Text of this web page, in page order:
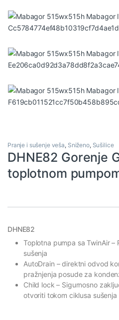
Pranje i sušenje veša, Sniženo, Sušilice
DHNE82 Gorenje
toplotnom
DHNE82
Toplotna pumpa sa TwinAir–
sušenja
AutoDrain – direktni odvod
pražnjenja posude za
Child lock– Sigurnosno
otvoriti tokom ciklusa sušenja